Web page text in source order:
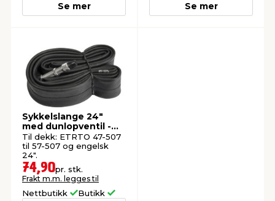
Se mer Se mer
Sykkelslange 24"
med dunlopventil -
Rawlink
Til dekk: ETRTO 47-507
til 57-507 og engelsk
24".
74,90pr. stk.
Frakt m.m. legges til
Nettbutikk Butikk